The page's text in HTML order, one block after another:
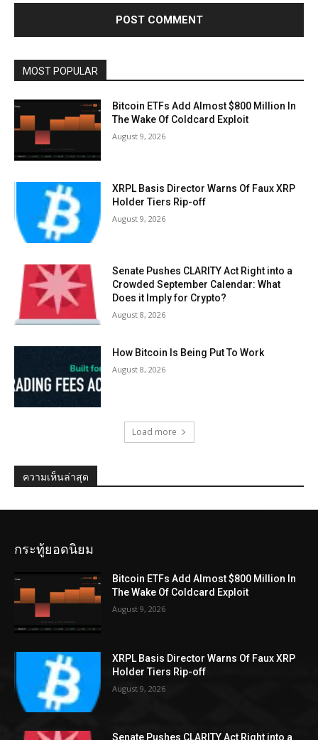
MOST POPULAR
Bitcoin ETFs Add Almost $800 Million In
The Wake Of Coldcard Exploit
August 9, 2026
XRPL Basis Director Warns Of Faux XRP
Holder Tiers Rip-off
August 9, 2026
Senate Pushes CLARITY Act Right into a
Crowded September Calendar: What
Does it Imply for Crypto?
August 8, 2026
How Bitcoin Is Being Put To Work
August 8, 2026
Load more
ความเห็นล่าสุด
กระทู้ยอดนิยม
Bitcoin ETFs Add Almost $800 Million In
The Wake Of Coldcard Exploit
August 9, 2026
XRPL Basis Director Warns Of Faux XRP
Holder Tiers Rip-off
August 9, 2026
Senate Pushes CLARITY Act Right into a